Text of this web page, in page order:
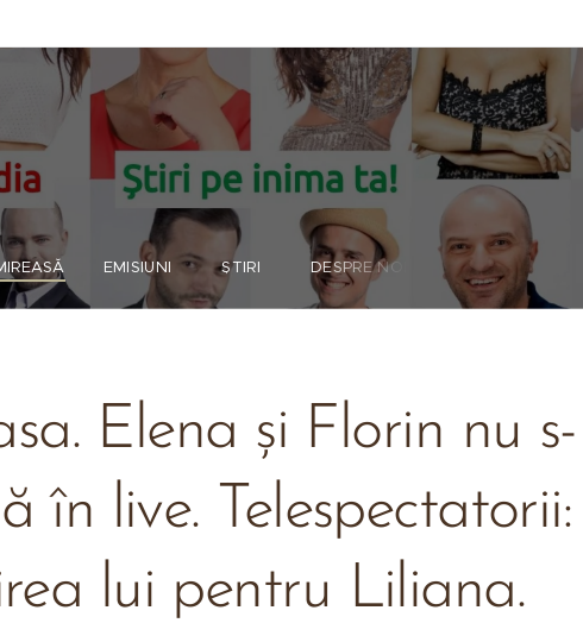
EMISIUNI ȘTIRI DESPRE NOI
Elena și Florin nu s-
în live. Telespectatorii:
lui pentru Liliana.